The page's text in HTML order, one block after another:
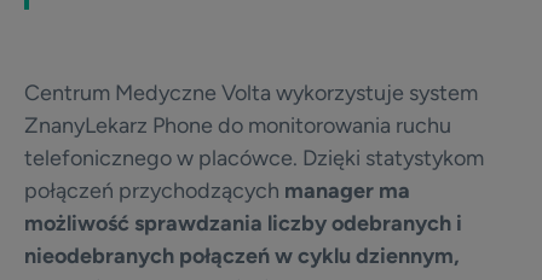
Centrum Medyczne Volta wykorzystuje system
ZnanyLekarz Phone do monitorowania ruchu
telefonicznego w placówce. Dzięki statystykom
połączeń przychodzących manager ma
możliwość sprawdzania liczby odebranych i
nieodebranych połączeń w cyklu dziennym,